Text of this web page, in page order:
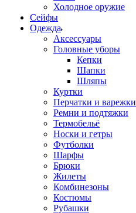
Холодное оружие
Сейфы
Одежда
Аксессуары
Головные уборы
Кепки
Шапки
Шляпы
Куртки
Перчатки и варежки
Ремни и подтяжки
Термобельё
Носки и гетры
Футболки
Шарфы
Брюки
Жилеты
Комбинезоны
Костюмы
Рубашки